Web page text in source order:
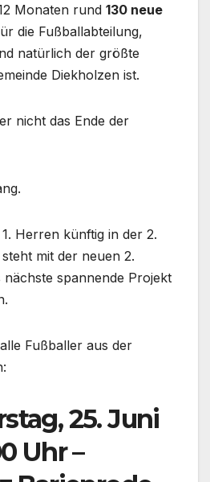
Monaten rund 130 neue
die Fußballabteilung,
natürlich der größte
Diekholzen ist.
nicht das Ende der
Herren künftig in der 2.
mit der neuen 2.
spannende Projekt
Fußballer aus der
25. Juni
Uhr –